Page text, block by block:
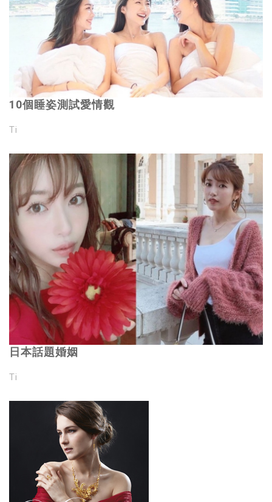
10個睡姿測試愛情觀
Ti
日本話題婚姻
Ti